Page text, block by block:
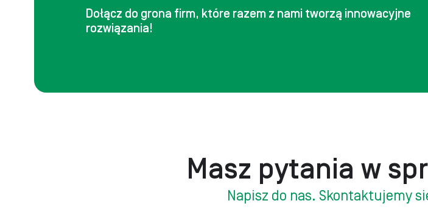
Zrobotyzowany handling​
Dołącz do grona firm, które razem z nami tworzą innowacyjne
rozwiązania!
Masz pytania w
Napisz do nas. Skontaktujemy